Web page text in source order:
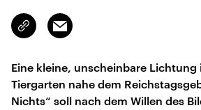
Link
kopieren/teilen
Email
Eine kleine, unscheinbare Lichtung
Tiergarten nahe dem
Nichts“ soll nach dem Willen des